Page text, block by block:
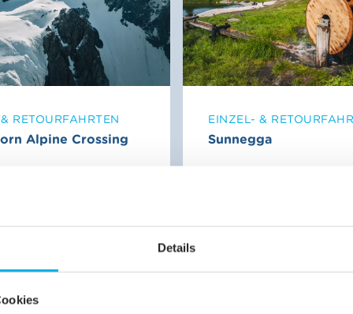
Details
RETOURFAHRTEN
Alpine Crossing
EINZEL- &
Sunnegga
-31.10.2026